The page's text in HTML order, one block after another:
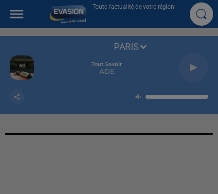
Toute l'actualité de votre région
Tout Savoir
ADE
PARIS